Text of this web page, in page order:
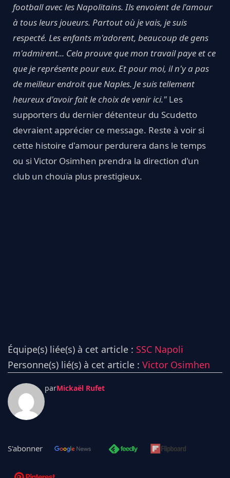
football avec les Napolitains. Ils envoient de l'amour
à tous leurs joueurs. Partout où je vais, je suis
respecté. Les enfants m'adorent, beaucoup de gens
m'admirent... Cela prouve que mon travail paye et ce
que je représente pour eux. Et pour moi, il n'y a pas
de meilleur endroit que Naples. Je suis tellement
heureux d'avoir fait le choix de venir ici." Les
supporters du dernier détenteur du Scudetto
devraient apprécier ce message. Reste à voir si
cette histoire d'amour perdurera dans le temps
ou si Victor Osimhen prendra la direction d'un
club un chouïa plus prestigieux.
Équipe(s) liée(s) à cet article : SSC Napoli
Personne(s) lié(s) à cet article : Victor Osimhen
parMickaël Rufet
S'abonner